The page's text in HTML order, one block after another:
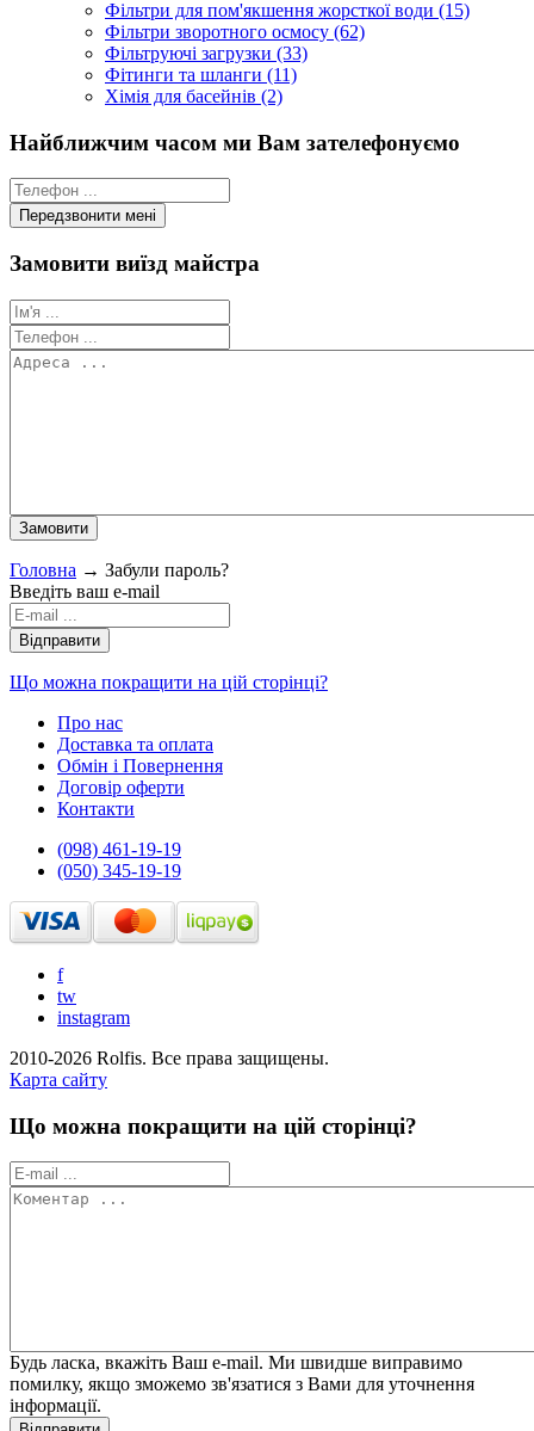
Фільтри для пом'якшення жорсткої води (15)
Фільтри зворотного осмосу (62)
Фільтруючі загрузки (33)
Фітинги та шланги (11)
Хімія для басейнів (2)
Найближчим часом ми Вам зателефонуємо
Замовити виїзд майстра
Головна → Забули пароль?
Введіть ваш e-mail
Що можна покращити на цій сторінці?
Про нас
Доставка та оплата
Обмін і Повернення
Договір оферти
Контакти
(098) 461-19-19
(050) 345-19-19
f
tw
instagram
2010-2026 Rolfis. Все права защищены.
Карта сайту
Що можна покращити на цій сторінці?
Будь ласка, вкажіть Ваш e-mail. Ми швидше виправимо
помилку, якщо зможемо зв'язатися з Вами для уточнення
інформації.